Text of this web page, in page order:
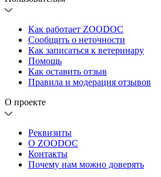
Как работает ZOODOC
Сообщить о неточности
Как записаться к ветеринару
Помощь
Как оставить отзыв
Правила и модерация отзывов
О проекте
Реквизиты
О ZOODOC
Контакты
Почему нам можно доверять